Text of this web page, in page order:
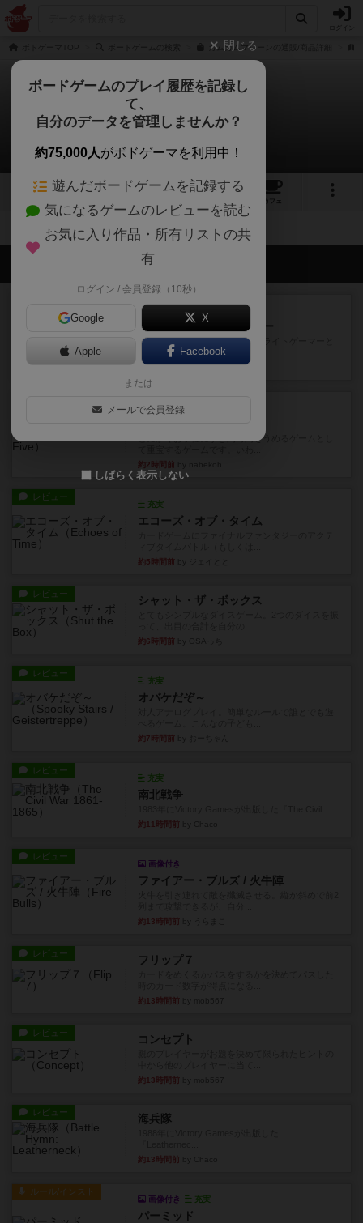
ガムガムマシーンの通販/商品詳細
ガムガム・マシーン
拡張/関連作品 0件
6 6
カフェ
会員の新しい投稿
アンダー・ザ・テーブラー
笑えるバカゲームを集めているライトゲーマーと
してのレビューです。正体隠...
9分前by toyota
充実
とにかくお手軽にすき間時間をうめるゲームとし
約2時間前
レビュー
充実
エコーズ・オブ・タイム
約5時間前
レビュー シャット・ザ・ボックス
約6時間前
レビュー
充実
オバケだぞ～
約7時間前
レビュー
充実
南北戦争
約11時間前
レビュー
画像付き
ファイアー・ブルズ / 火牛陣
約13時間前
レビュー フリップ７
約13時間前
レビュー コンセプト
約13時間前
レビュー 海兵隊
約13時間前
ルール/インスト
画像付き 充実
パーミッド
閉じる
ボードゲームのプレイ履歴を記録し
て、
自分のデータを管理しませんか？
約75,000人がボドゲーマを利用中！
遊んだボードゲームを記録する
気になるゲームのレビューを読む
お気に入り作品・所有リストの共
有
ログイン / 会員登録（10秒）
Google X
Apple Facebook
または
メールで会員登録
しばらく表示しない